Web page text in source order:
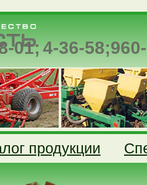
01;4-36-58;
продукции